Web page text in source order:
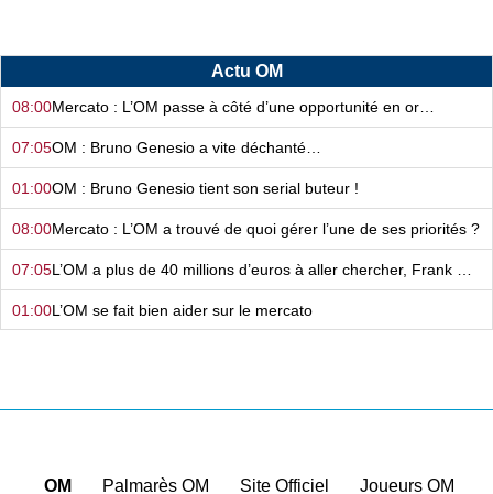
Actu OM
08:00Mercato : L’OM passe à côté d’une opportunité en or…
07:05OM : Bruno Genesio a vite déchanté…
01:00OM : Bruno Genesio tient son serial buteur !
08:00Mercato : L’OM a trouvé de quoi gérer l’une de ses priorités ?
07:05
01:00L’OM se fait bien aider sur le mercato
OM Palmarès OM Site Officiel Joueurs OM